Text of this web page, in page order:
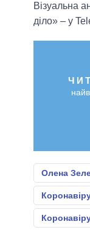
Візуальна
діло» – у
Олена